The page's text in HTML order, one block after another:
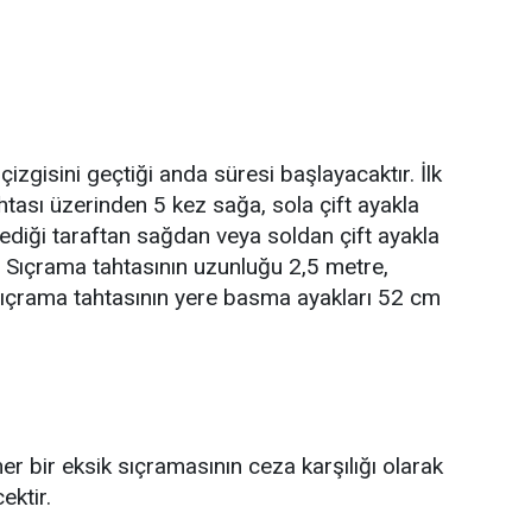
geçtiği anda süresi başlayacaktır. İlk
üzerinden 5 kez sağa, sola çift ayakla
taraftan sağdan veya soldan çift ayakla
tahtasının uzunluğu 2,5 metre,
tahtasının yere basma ayakları 52 cm
bir eksik sıçramasının ceza karşılığı olarak